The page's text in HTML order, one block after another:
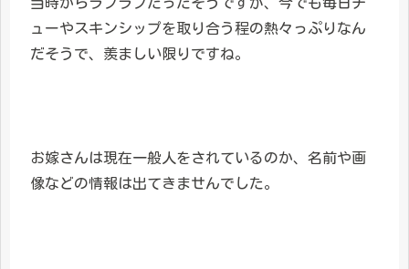
ューやスキンシップを取り合う程の熱々っぷりなん
だそうで、羨ましい限りですね。
お嫁さんは現在一般人をされているのか、名前や画
像などの情報は出てきませんでした。